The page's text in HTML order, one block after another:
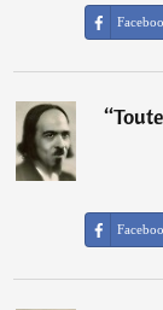
“